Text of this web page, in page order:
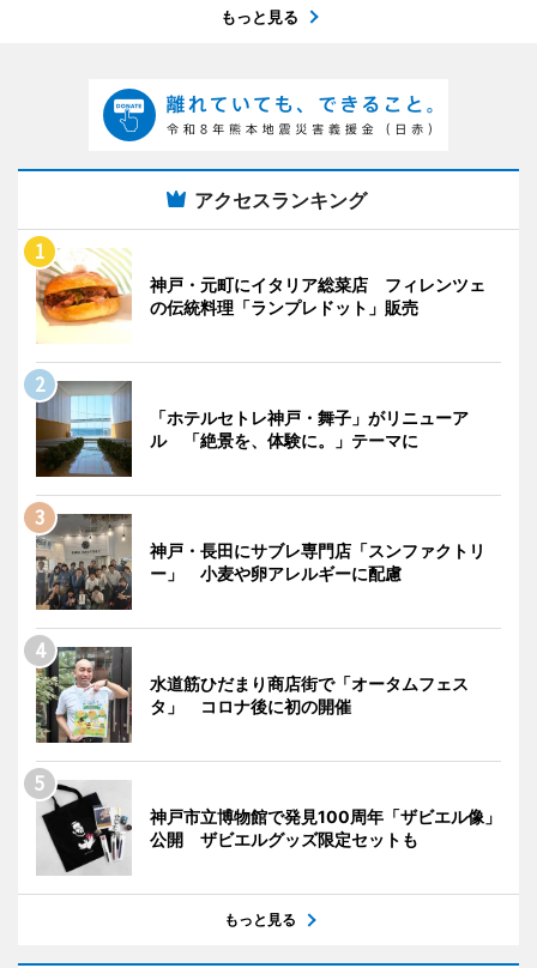
もっと見る
アクセスランキング
神戸・元町にイタリア総菜店 フィレンツェ
の伝統料理「ランプレドット」販売
「ホテルセトレ神戸・舞子」がリニューア
ル 「絶景を、体験に。」テーマに
神戸・長田にサブレ専門店「スンファクトリ
ー」 小麦や卵アレルギーに配慮
水道筋ひだまり商店街で「オータムフェス
タ」 コロナ後に初の開催
神戸市立博物館で発見100周年「ザビエル像」
公開 ザビエルグッズ限定セットも
もっと見る